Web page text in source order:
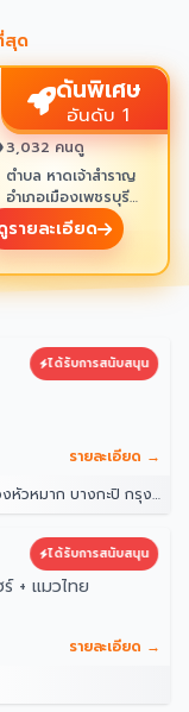
สุด
ดันพิเศษ
อันดับ 1
3,032 คนดู
ตำบล หาดเจ้าสำราญ
อำเภอเมืองเพชรบุรี
เพชรบุรี 76100
รายละเอียด
ได้รับการสนับสนุน
รายละเอียด →
กะปิ กรุงเทพมหานคร 10240
ได้รับการสนับสนุน
+ แมวไทย
รายละเอียด →